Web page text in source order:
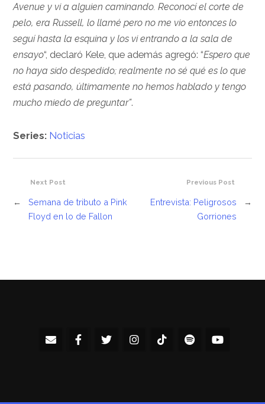
Avenue y vi a alguien caminando. Reconocí el corte de
pelo, era Russell, lo llamé pero no me vio entonces lo
seguí hasta la esquina y los vi entrando a la sala de
ensayo“, declaró Kele, que además agregó: “Espero que
no haya sido despedido; realmente no sé qué es lo que
está pasando, últimamente no hemos hablado y tengo
mucho miedo de preguntar”.
Series: Noticias
Previous Post
Entrevista: Peligrosos
Gorriones
→
Next Post
←
Semana de tributo a Pink
Floyd en lo de Fallon